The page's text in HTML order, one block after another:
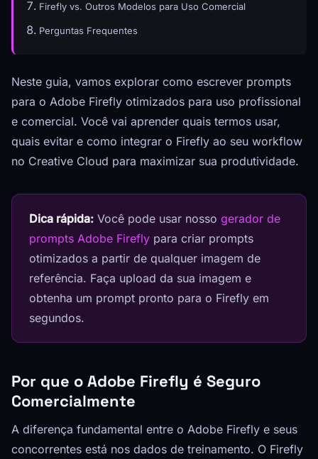
Firefly vs. Outros Modelos para Uso Comercial
Perguntas Frequentes
Neste guia, vamos explorar como escrever prompts
para o Adobe Firefly otimizados para uso profissional
e comercial. Você vai aprender quais termos usar,
quais evitar e como integrar o Firefly ao seu workflow
no Creative Cloud para maximizar sua produtividade.
Dica rápida: Você pode usar nosso gerador de
prompts Adobe Firefly para criar prompts
otimizados a partir de qualquer imagem de
referência. Faça upload da sua imagem e
obtenha um prompt pronto para o Firefly em
segundos.
Por que o Adobe Firefly é Seguro
Comercialmente
A diferença fundamental entre o Adobe Firefly e seus
concorrentes está nos dados de treinamento. O Firefly